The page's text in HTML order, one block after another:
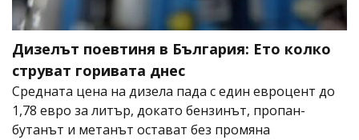
Дизелът поевтиня в България: Ето колко
струват горивата днес
Средната цена на дизела пада с един евроцент до
1,78 евро за литър, докато бензинът, пропан-
бутанът и метанът остават без промяна